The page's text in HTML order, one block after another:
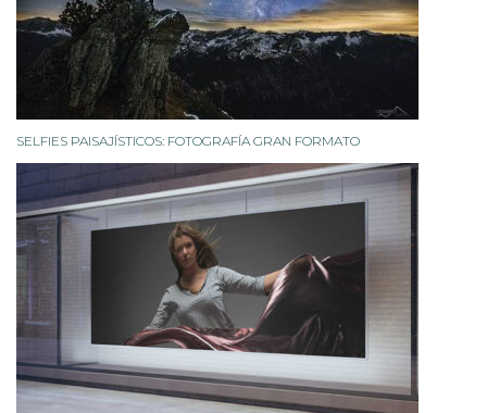
SELFIES PAISAJÍSTICOS: FOTOGRAFÍA GRAN FORMATO